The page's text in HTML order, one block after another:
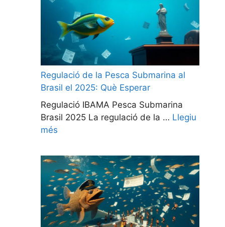
Regulació de la Pesca Submarina al
Brasil el 2025: Què Esperar
Regulació IBAMA Pesca Submarina
Brasil 2025 La regulació de la … Llegiu
més